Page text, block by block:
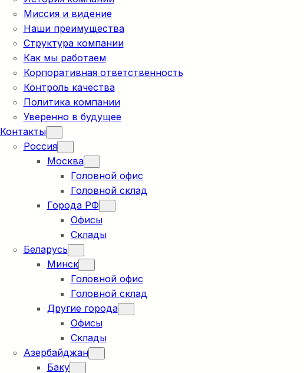
Миссия и видение
Наши преимущества
Структура компании
Как мы работаем
Корпоративная ответственность
Контроль качества
Политика компании
Уверенно в будущее
Контакты
Россия
Москва
Головной офис
Головной склад
Города РФ
Офисы
Склады
Беларусь
Минск
Головной офис
Головной склад
Другие города
Офисы
Склады
Азербайджан
Баку